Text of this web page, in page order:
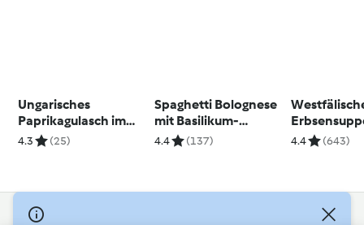
Ungarisches
Paprikagulasch im
Thermomix Friend
4.3 (25)
Spaghetti Bolognese
mit Basilikum-
Parmesan
4.4 (137) 4.4 (643)
© Copyright 2026